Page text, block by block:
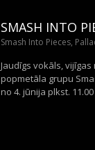
SMASH INTO
Smash Into Pieces,
Jaudīgs vokāls,
popmetāla grupu
no 4. jūnija plkst.